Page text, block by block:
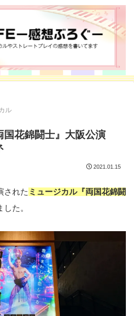
ル
国花錦闘士』大阪公演
2021.01.15
された ミュージカル『両国花錦闘
た。